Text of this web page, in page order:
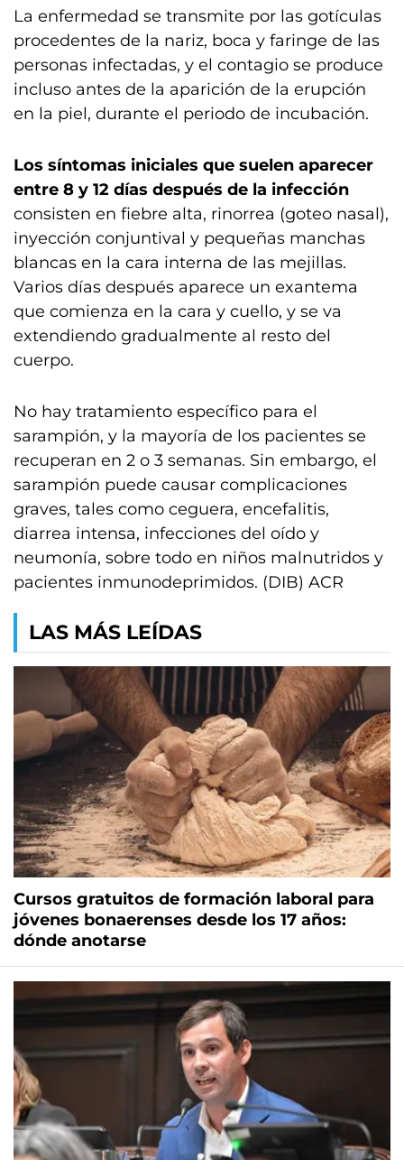
La enfermedad se transmite por las gotículas
procedentes de la nariz, boca y faringe de las
personas infectadas, y el contagio se produce
incluso antes de la aparición de la erupción
en la piel, durante el periodo de incubación.
Los síntomas iniciales que suelen aparecer
entre 8 y 12 días después de la infección
consisten en fiebre alta, rinorrea (goteo nasal),
inyección conjuntival y pequeñas manchas
blancas en la cara interna de las mejillas.
Varios días después aparece un exantema
que comienza en la cara y cuello, y se va
extendiendo gradualmente al resto del
cuerpo.
No hay tratamiento específico para el
sarampión, y la mayoría de los pacientes se
recuperan en 2 o 3 semanas. Sin embargo, el
sarampión puede causar complicaciones
graves, tales como ceguera, encefalitis,
diarrea intensa, infecciones del oído y
neumonía, sobre todo en niños malnutridos y
pacientes inmunodeprimidos. (DIB) ACR
LAS MÁS LEÍDAS
Cursos gratuitos de formación laboral para
jóvenes bonaerenses desde los 17 años:
dónde anotarse